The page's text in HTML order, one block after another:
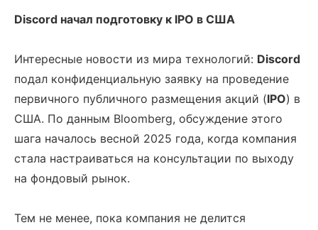
Discord начал подготовку к IPO в США
Интересные новости из мира технологий: Discord
подал конфиденциальную заявку на проведение
первичного публичного размещения акций (IPO) в
США. По данным Bloomberg, обсуждение этого
шага началось весной 2025 года, когда компания
стала настраиваться на консультации по выходу
на фондовый рынок.
Тем не менее, пока компания не делится